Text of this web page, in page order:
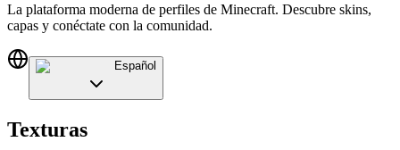
La plataforma moderna de perfiles de Minecraft. Descubre skins,
capas y conéctate con la comunidad.
Español
Texturas